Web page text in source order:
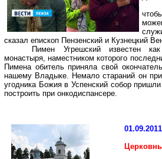
сказал епископ Пензенский и Кузнецкий
Пимен Угрешскийизвестен как
монастыря, наместником которого
Пимена обитель приняла свой
нашему Владыке. Немало стараний он
угодника Божия в Успенский собор
построить при онкодиспансере.
01.09.2011